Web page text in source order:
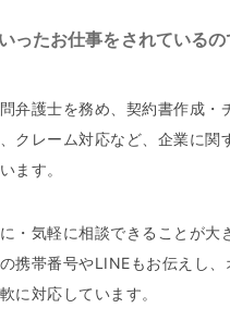
ったお仕事をされているの
弁護士を務め、契約書作成・
クレーム対応など、企業に関
ます。
・気軽に相談できることが大
携帯番号やLINEもお伝えし、
に対応しています。